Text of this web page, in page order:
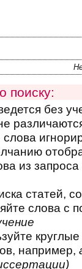
поиску:
без
из
статей,
слова с
например,